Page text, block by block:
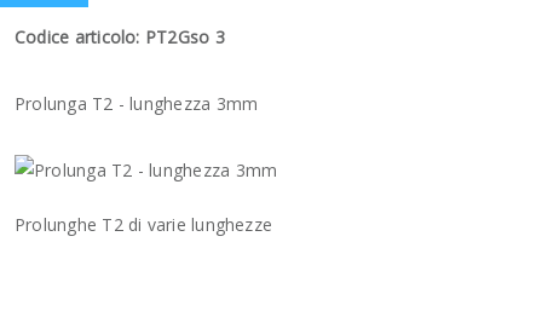
Codice articolo: PT2Gso 3
Prolunga T2 - lunghezza 3mm
Prolunghe T2 di varie lunghezze